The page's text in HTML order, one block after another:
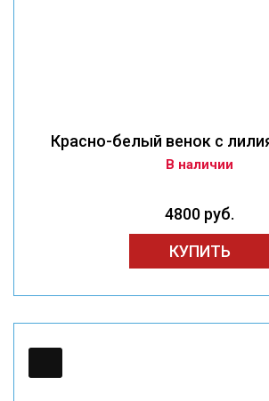
Красно-белый венок с
В наличии
4800 руб.
КУПИТЬ